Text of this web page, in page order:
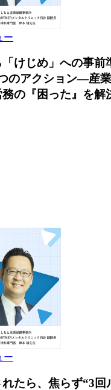
ー
けじめ」への事前
のアクション―産
の『困った』を解
ー
たら、焦らず“3回